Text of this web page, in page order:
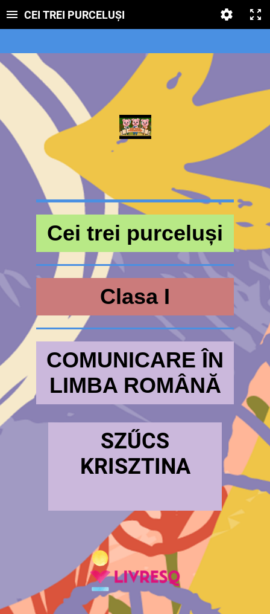
CEI TREI PURCELUȘI
Cei trei purceluși
Clasa I
COMUNICARE ÎN
LIMBA ROMÂNĂ
SZŰCS
KRISZTINA